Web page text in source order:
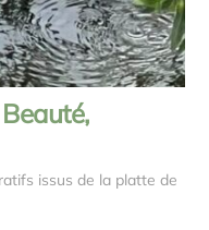
issus de la platte de